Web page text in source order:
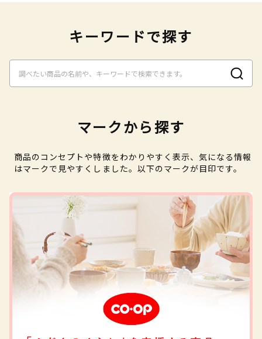
キーワードで探す
マークから探す
商品のコンセプトや特徴をわかりやすく表示、気になる情報
はマークで見やすくしました。以下のマークが目印です。